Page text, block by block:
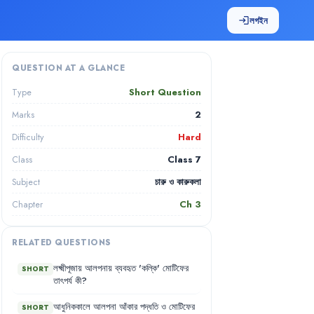
loginলগইন
QUESTION AT A GLANCE
Type Short Question
Marks 2
Difficulty Hard
Class Class 7
Subject চারু ও কারুকলা
Chapter Ch 3
RELATED QUESTIONS
SHORT লক্ষ্মীপূজায় আলপনায় ব্যবহৃত 'কল্কি' মোটিফের
তাৎপর্য কী?
SHORT আধুনিককালে আলপনা আঁকার পদ্ধতি ও মোটিফের